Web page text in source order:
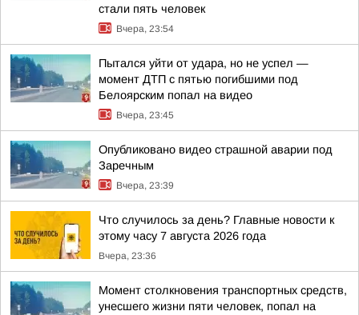
стали пять человек
Вчера, 23:54
Пытался уйти от удара, но не успел —
момент ДТП с пятью погибшими под
Белоярским попал на видео
Вчера, 23:45
Опубликовано видео страшной аварии под
Заречным
Вчера, 23:39
Что случилось за день? Главные новости к
этому часу 7 августа 2026 года
Вчера, 23:36
Момент столкновения транспортных средств,
унесшего жизни пяти человек, попал на